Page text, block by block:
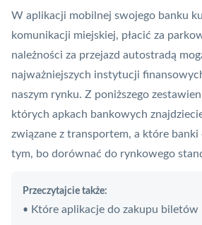
W aplikacji mobilnej swojego banku
komunikacji miejskiej, płacić za
należności za przejazd autostradą
najważniejszych instytucji
naszym rynku. Z poniższego
których apkach bankowych
związane z transportem, a które banki
tym, bo dorównać do rynkowego
Przeczytajcie także:
• Które aplikacje do zakupu biletów